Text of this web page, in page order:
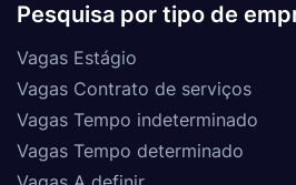
Pesquisa por tipo de
Vagas Estágio
Vagas Contrato de serviços
Vagas Tempo indeterminado
Vagas Tempo determinado